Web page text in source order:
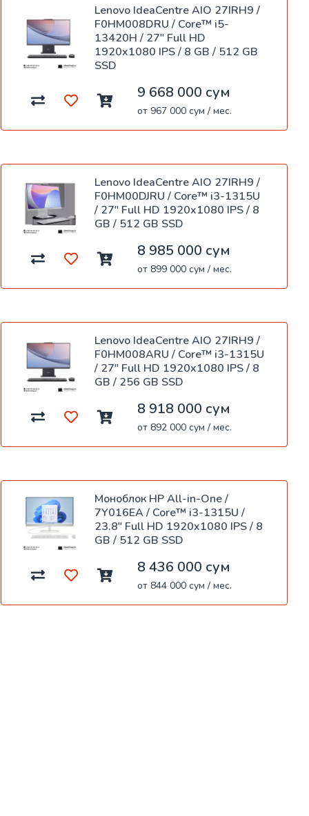
Lenovo IdeaCentre AIO 27IRH9 /
F0HM008DRU / Core™ i5-
13420H / 27" Full HD
1920x1080 IPS / 8 GB / 512 GB
SSD
9 668 000 сум
от 967 000 сум / мес.
Lenovo IdeaCentre AIO 27IRH9 /
F0HM00DJRU / Core™ i3-1315U
/ 27" Full HD 1920x1080 IPS / 8
GB / 512 GB SSD
8 985 000 сум
от 899 000 сум / мес.
Lenovo IdeaCentre AIO 27IRH9 /
F0HM008ARU / Core™ i3-1315U
/ 27" Full HD 1920x1080 IPS / 8
GB / 256 GB SSD
8 918 000 сум
от 892 000 сум / мес.
Моноблок HP All-in-One /
7Y016EA / Core™ i3-1315U /
23.8" Full HD 1920x1080 IPS / 8
GB / 512 GB SSD
8 436 000 сум
от 844 000 сум / мес.